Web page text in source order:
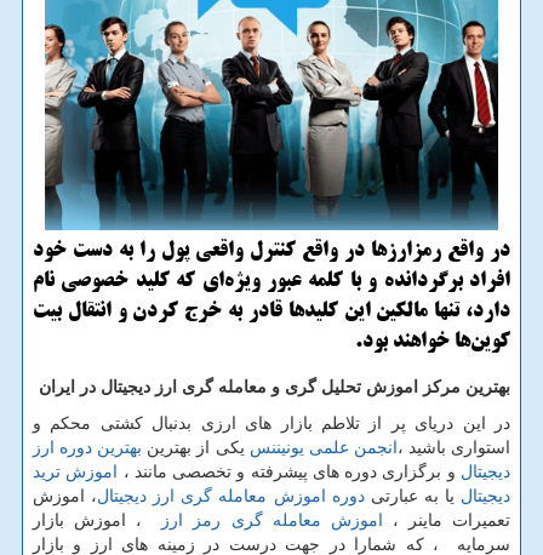
در واقع رمزارزها در واقع کنترل واقعی پول را به دست خود
افراد برگردانده و با کلمه عبور ویژه‌ای که کلید خصوصی نام
دارد، تنها مالکین این کلیدها قادر به خرج کردن و انتقال بیت
کوین‌ها خواهند بود.
بهترین مرکز اموزش تحلیل گری و معامله گری ارز دیجیتال در ایران
در این دریای پر از تلاطم بازار های ارزی بدنبال کشتی محکم و
استواری باشید ،انجمن علمی یونیننس یکی از بهترین بهترین دوره ارز
دیجیتال و برگزاری دوره های پیشرفته و تخصصی مانند ، اموزش ترید
دیجیتال یا به عبارتیدوره اموزش معامله گری ارز دیجیتال، اموزش
تعمیرات ماینر ، اموزش معامله گری رمز ارز
، اموزش بازار
سرمایه ، که شمارا در جهت درست در زمینه های ارز و بازار